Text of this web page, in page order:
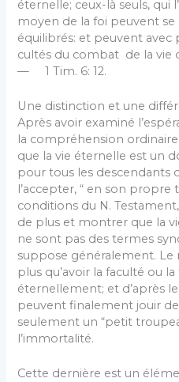
éternelle; ceux-là seuls, qui
moyen de la foi peuvent
équilibrés: et peuvent
cultés du combat de la vie
— 1 Tim. 6: 12.
Une distinction et une
Après avoir examiné
la compréhension
que la vie éternelle est un
pour tous les descendants
l’ac­cepter, “ en son propre
conditions du N.
de plus et montrer que la
ne sont pas des termes
suppose généralement. Le
plus qu’avoir la faculté ou
éternellement; et d’après
peuvent finalement jouir
seulement un “petit
l’immortalité.
Cette dernière est un